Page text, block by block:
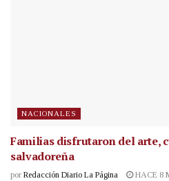
NACIONALES
Familias disfrutaron del arte,
salvadoreña
por Redacción Diario La Página HACE 8